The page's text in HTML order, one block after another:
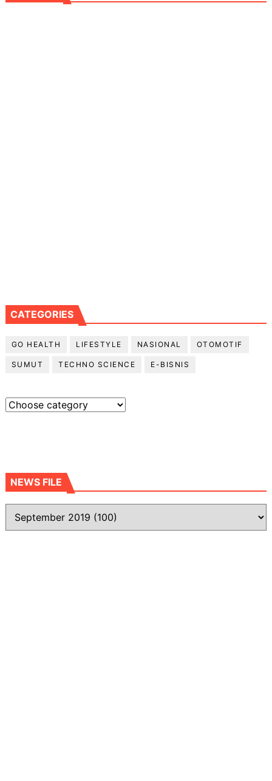
CATEGORIES
GO HEALTH LIFESTYLE NASIONAL OTOMOTIF
SUMUT TECHNO SCIENCE E-BISNIS
NEWS FILE